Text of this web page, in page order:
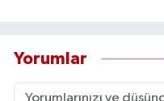
Yorumlar